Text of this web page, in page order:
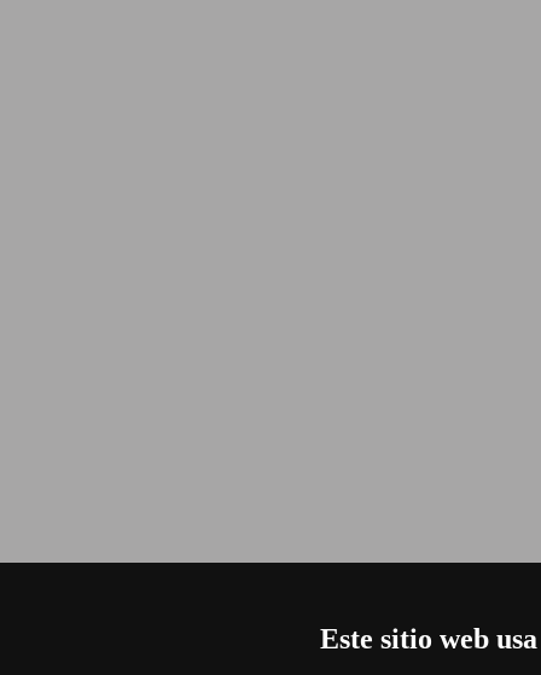
Este sitio web